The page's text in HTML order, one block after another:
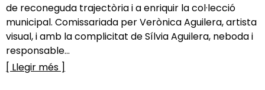
de reconeguda trajectòria i a enriquir la col·lecció
municipal. Comissariada per Verònica Aguilera, artista
visual, i amb la complicitat de Sílvia Aguilera, neboda i
responsable...
[ Llegir més ]